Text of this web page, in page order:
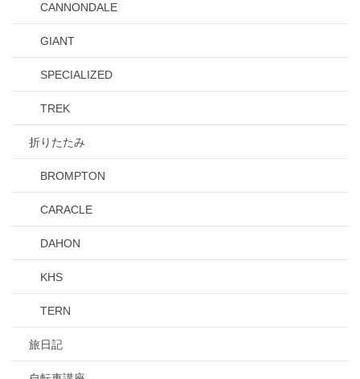
CANNONDALE
GIANT
SPECIALIZED
TREK
折りたたみ
BROMPTON
CARACLE
DAHON
KHS
TERN
旅日記